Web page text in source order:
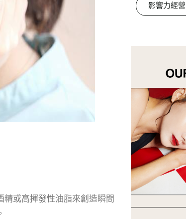
或高揮發性油脂來創造瞬間
影響力經營